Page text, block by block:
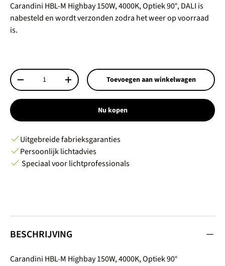
Carandini HBL-M Highbay 150W, 4000K, Optiek 90°, DALI is
nabesteld en wordt verzonden zodra het weer op voorraad
is.
Aantal
-
+ Toevoegen aan winkelwagen
Nu kopen
Uitgebreide fabrieksgaranties
Persoonlijk lichtadvies
Speciaal voor lichtprofessionals
BESCHRIJVING
Carandini HBL-M Highbay 150W, 4000K, Optiek 90°